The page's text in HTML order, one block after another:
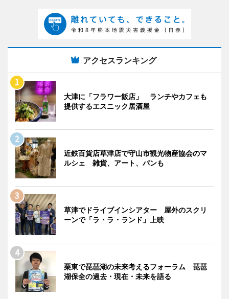
アクセスランキング
大津に「フラワー飯店」 ランチやカフェも
提供するエスニック居酒屋
近鉄百貨店草津店で守山市観光物産協会のマ
ルシェ 雑貨、アート、パンも
草津でドライブインシアター 屋外のスクリ
ーンで「ラ・ラ・ランド」上映
栗東で琵琶湖の未来考えるフォーラム 琵琶
湖保全の過去・現在・未来を語る